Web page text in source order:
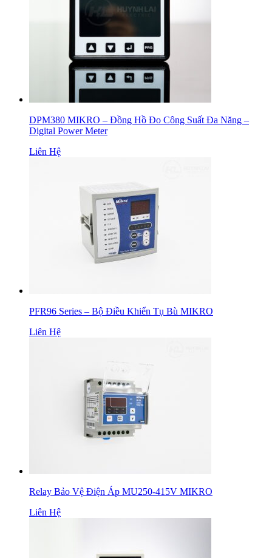
DPM380 MIKRO – Đồng Hồ Đo Công Suất Đa Năng –
Digital Power Meter
Liên Hệ
PFR96 Series – Bộ Điều Khiển Tụ Bù MIKRO
Liên Hệ
Relay Bảo Vệ Điện Áp MU250-415V MIKRO
Liên Hệ